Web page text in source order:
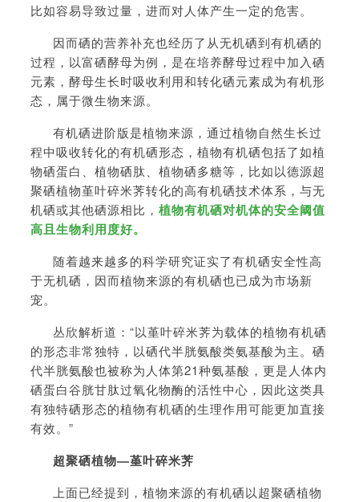
比如容易导致过量，进而对人体产生一定的危害。
因而硒的营养补充也经历了从无机硒到有机硒的
过程，以富硒酵母为例，是在培养酵母过程中加入硒
元素，酵母生长时吸收利用和转化硒元素成为有机形
态，属于微生物来源。
有机硒进阶版是植物来源，通过植物自然生长过
程中吸收转化的有机硒形态，植物有机硒包括了如植
物硒蛋白、植物硒肽、植物硒多糖等，比如以德源超
聚硒植物堇叶碎米荠转化的高有机硒技术体系，与无
机硒或其他硒源相比， 植物有机硒对机体的安全阈值
高且生物利用度好。
随着越来越多的科学研究证实了有机硒安全性高
于无机硒，因而植物来源的有机硒也已成为市场新
宠。
丛欣解析道：“以堇叶碎米荠为载体的植物有机硒
的形态非常独特，以硒代半胱氨酸类氨基酸为主。硒
代半胱氨酸也被称为人体第21种氨基酸，更是人体内
硒蛋白谷胱甘肽过氧化物酶的活性中心，因此这类具
有独特硒形态的植物有机硒的生理作用可能更加直接
有效。”
超聚硒植物—堇叶碎米荠
上面已经提到，植物来源的有机硒以超聚硒植物